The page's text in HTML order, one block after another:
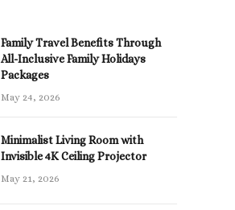
Family Travel Benefits Through
All-Inclusive Family Holidays
Packages
May 24, 2026
Minimalist Living Room with
Invisible 4K Ceiling Projector
May 21, 2026